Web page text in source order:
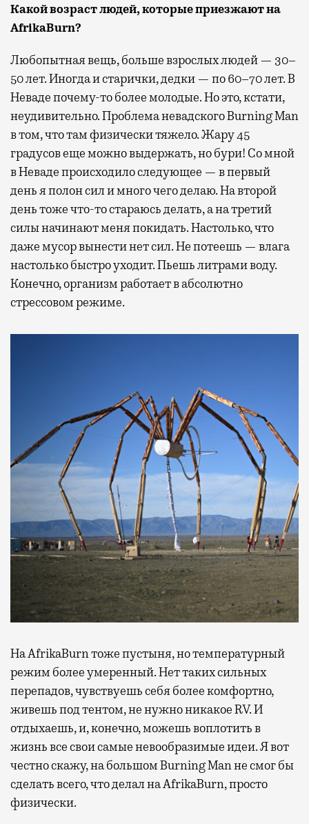
Какой возраст людей, которые приезжают на
AfrikaBurn?
Любопытная вещь, больше взрослых людей — 30–
50 лет. Иногда и старички, дедки — по 60–70 лет. В
Неваде почему-то более молодые. Но это, кстати,
неудивительно. Проблема невадского Burning Man
в том, что там физически тяжело. Жару 45
градусов еще можно выдержать, но бури! Со мной
в Неваде происходило следующее — в первый
день я полон сил и много чего делаю. На второй
день тоже что-то стараюсь делать, а на третий
силы начинают меня покидать. Настолько, что
даже мусор вынести нет сил. Не потеешь — влага
настолько быстро уходит. Пьешь литрами воду.
Конечно, организм работает в абсолютно
стрессовом режиме.
На AfrikaBurn тоже пустыня, но температурный
режим более умеренный. Нет таких сильных
перепадов, чувствуешь себя более комфортно,
живешь под тентом, не нужно никакое RV. И
отдыхаешь, и, конечно, можешь воплотить в
жизнь все свои самые невообразимые идеи. Я вот
честно скажу, на большом Burning Man не смог бы
сделать всего, что делал на AfrikaBurn, просто
физически.